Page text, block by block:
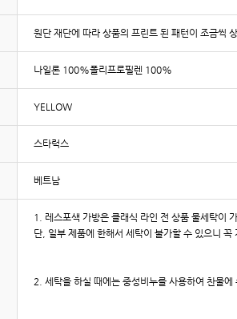
원단 재단에 따라 상품의 프린트 된 패턴이 조금씩
나일론 100%폴리프로필렌 100%
YELLOW
스타럭스
베트남
1. 레스포색 가방은 클래식 라인 전 상품 물세탁이
단, 일부 제품에 한해서 세탁이 불가할 수 있으니 꼭
2. 세탁을 하실 때에는 중성비누를 사용하여 찬물